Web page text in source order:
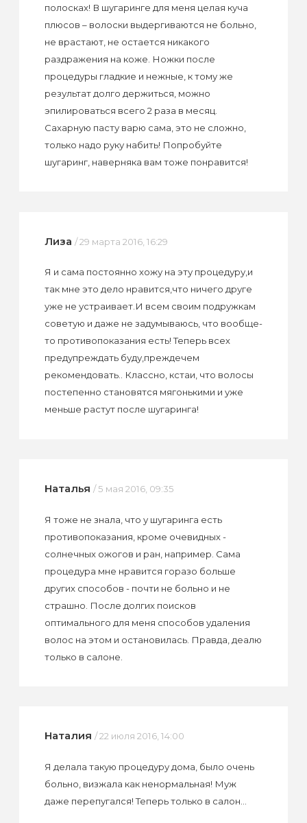
полосках! В шугаринге для меня целая куча
плюсов – волоски выдергиваются не больно,
не врастают, не остается никакого
раздражения на коже. Ножки после
процедуры гладкие и нежные, к тому же
результат долго держиться, можно
эпилироваться всего 2 раза в месяц.
Сахарную пасту варю сама, это не сложно,
только надо руку набить! Попробуйте
шугаринг, наверняка вам тоже понравится!
Лиза / 29 марта 2016, 16:29
Я и сама постоянно хожу на эту процедуру,и
так мне это дело нравится,что ничего друге
уже не устраивает.И всем своим подружкам
советую и даже не задумываюсь, что вообще-
то противопоказания есть! Теперь всех
предупреждать буду,преждечем
рекомендовать.. Классно, кстаи, что волосы
постепенно становятся мягонькими и уже
меньше растут после шугаринга!
Наталья / 5 мая 2016, 09:35
Я тоже не знала, что у шугаринга есть
противопоказания, кроме очевидных -
солнечных ожогов и ран, например. Сама
процедура мне нравится горазо больше
других способов - почти не больно и не
страшно. После долгих поисков
оптимального для меня способов удаления
волос на этом и остановилась. Правда, деалю
только в салоне.
Наталия / 22 июля 2016, 14:00
Я делала такую процедуру дома, было очень
больно, визжала как ненормальная! Муж
даже перепугался! Теперь только в салон...